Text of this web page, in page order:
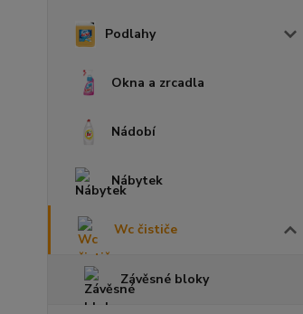
Podlahy
Okna a zrcadla
Nádobí
Nábytek
Wc čističe
Závěsné bloky